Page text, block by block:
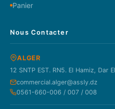
Panier
Nous Contacter
ALGER
12 SNTP EST. RN5. El Hamiz, Dar
commercial.alger@assly.dz
0561-660-006 / 007 / 008